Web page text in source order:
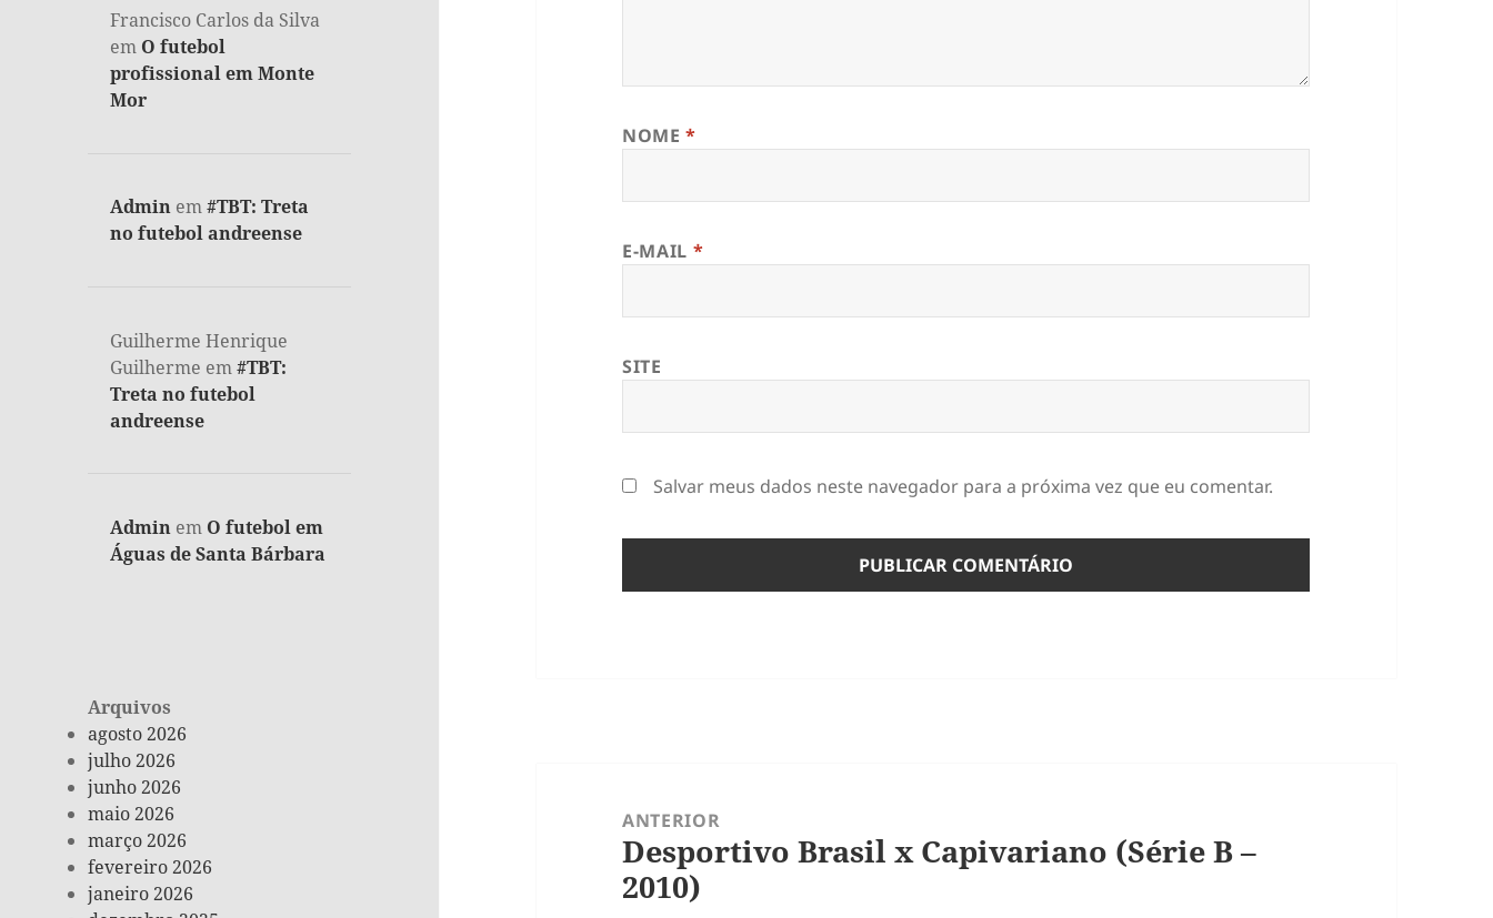
Francisco Carlos da Silva
em O futebol
profissional em Monte
Mor
Admin em#TBT: Treta
no futebol andreense
Guilherme Henrique
Guilherme em#TBT:
Treta no futebol
andreense
Admin em O futebol em
Águas de Santa Bárbara
Arquivos
agosto 2026
julho 2026
junho 2026
maio 2026
março 2026
fevereiro 2026
janeiro 2026
NOME*
E-MAIL *
SITE
Salvar meus dados neste navegador para a próxima vez que eu comentar.
ANTERIOR
Post
anterior:
Desportivo Brasil x Capivariano (Série B –
2010)